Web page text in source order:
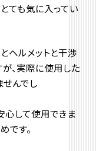
ても気に入ってい
ヘルメットと干渉
、実際に使用した
せんでし
心して使用できま
です。